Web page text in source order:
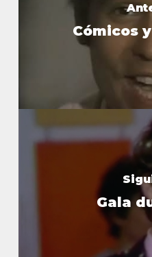
Cómicos
Gala